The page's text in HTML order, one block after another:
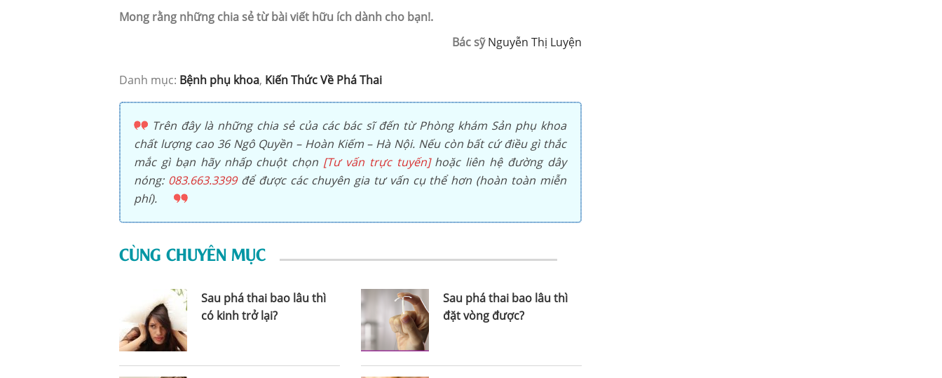
Mong rằng những chia sẻ từ bài viết hữu ích dành cho bạn!.
Bác sỹNguyễn Thị Luyện
Danh mục: Bệnh phụ khoa, Kiến Thức Về Phá Thai
Trên đây là những chia sẻ của các bác sĩ đến từ Phòng khám Sản phụ khoa
chất lượng cao 36 Ngô Quyền – Hoàn Kiếm – Hà Nội. Nếu còn bất cứ điều gì thắc
mắc gì bạn hãy nhấp chuột chọn [Tư vấn trực tuyến]hoặc liên hệ đường dây
nóng: 083.663.3399để được các chuyên gia tư vấn cụ thể hơn (hoàn toàn miễn
phí).
CÙNG CHUYÊN MỤC
Sau phá thai bao lâu thì
có kinh trở lại?
Sau phá thai bao lâu thì
đặt vòng được?